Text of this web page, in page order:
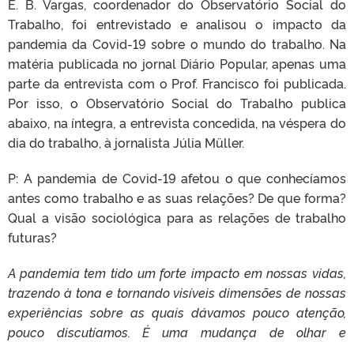
E. B. Vargas, coordenador do Observatório Social do
Trabalho, foi entrevistado e analisou o impacto da
pandemia da Covid-19 sobre o mundo do trabalho. Na
matéria publicada no jornal Diário Popular, apenas uma
parte da entrevista com o Prof. Francisco foi publicada.
Por isso, o Observatório Social do Trabalho publica
abaixo, na íntegra, a entrevista concedida, na véspera do
dia do trabalho, à jornalista Júlia Müller.
P: A pandemia de Covid-19 afetou o que conhecíamos
antes como trabalho e as suas relações? De que forma?
Qual a visão sociológica para as relações de trabalho
futuras?
A pandemia tem tido um forte impacto em nossas vidas,
trazendo à tona e tornando visíveis dimensões de nossas
experiências sobre as quais dávamos pouco atenção,
pouco discutíamos. É uma mudança de olhar e